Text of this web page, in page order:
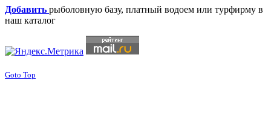
Добавить рыболовную базу, платный водоем или турфирму в
наш каталог
Goto Top